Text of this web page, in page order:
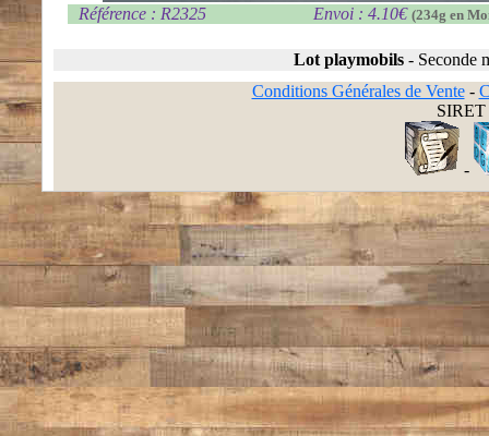
Référence : R2325 Envoi : 4.10€ (234g en
Lot playmobils - Seconde
Conditions Générales de Vente-
SIRET
-